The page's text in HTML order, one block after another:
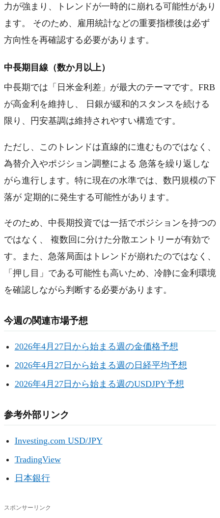
力が強まり、トレンドが一時的に崩れる可能性があり
ます。 そのため、雇用統計などの重要指標後は必ず
方向性を再確認する必要があります。
中長期目線（数か月以上）
中長期では「日米金利差」が最大のテーマです。FRB
が高金利を維持し、 日銀が緩和的スタンスを続ける
限り、円安基調は維持されやすい構造です。
ただし、このトレンドは直線的に進むものではなく、
為替介入やポジション調整による 急落を繰り返しな
がら進行します。特に現在の水準では、数円規模の下
落が 定期的に発生する可能性があります。
そのため、中長期投資では一括でポジションを持つの
ではなく、 複数回に分けた分散エントリーが有効で
す。また、急落局面はトレンドが崩れたのではなく、
「押し目」である可能性も高いため、冷静に金利環境
を確認しながら判断する必要があります。
今週の関連市場予想
2026年4月27日から始まる週の金価格予想
2026年4月27日から始まる週の日経平均予想
2026年4月27日から始まる週のUSDJPY予想
参考外部リンク
Investing.com USD/JPY
TradingView
日本銀行
スポンサーリンク